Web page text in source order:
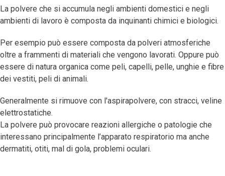
La polvere che si accumula negli ambienti domestici e negli
ambienti di lavoro è composta da inquinanti chimici e biologici.
Per esempio può essere composta da polveri atmosferiche
oltre a frammenti di materiali che vengono lavorati. Oppure può
essere di natura organica come peli, capelli, pelle, unghie e fibre
dei vestiti, peli di animali.
Generalmente si rimuove con l'aspirapolvere, con stracci, veline
elettrostatiche.
La polvere può provocare reazioni allergiche o patologie che
interessano principalmente l’apparato respiratorio ma anche
dermatiti, otiti, mal di gola, problemi oculari.